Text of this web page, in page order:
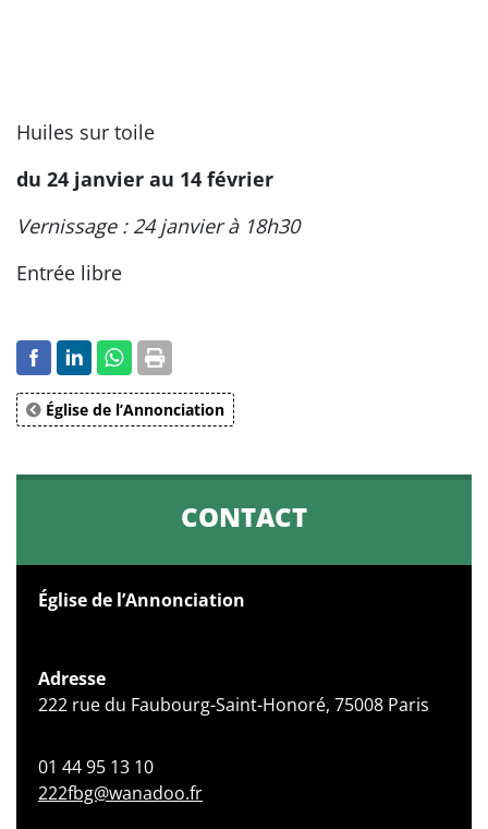
Huiles sur toile
du 24 janvier au 14 février
Vernissage : 24 janvier à 18h30
Entrée libre
Église de l’Annonciation
CONTACT
Église de l’Annonciation
Adresse
222 rue du Faubourg-Saint-Honoré, 75008 Paris
01 44 95 13 10
222fbg@wanadoo.fr